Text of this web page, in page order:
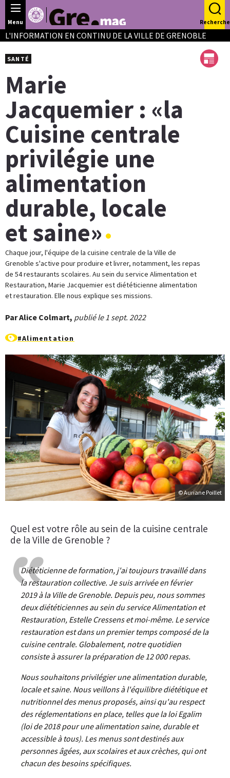
Panneau de gestion des cookies
Menu Recherche
L'INFORMATION EN CONTINU DE LA VILLE DE GRENOBLE
© Auriane Poillet
Marie
Jacquemier : «la
Cuisine centrale
privilégie une
alimentation
durable, locale
et saine»
Chaque jour, l'équipe de la cuisine centrale de la Ville de
Grenoble s'active pour produire et livrer, notamment, les repas
de 54 restaurants scolaires. Au sein du service Alimentation et
Restauration, Marie Jacquemier est diététicienne alimentation
et restauration. Elle nous explique ses missions.
SANTÉ
Par Alice Colmart, publié le 1 sept. 2022
#Alimentation
Quel est votre rôle au sein de la cuisine centrale
de la Ville de Grenoble ?
Diététicienne de formation, j'ai toujours travaillé dans
la restauration collective. Je suis arrivée en février
2019 à la Ville de Grenoble. Depuis peu, nous sommes
deux diététiciennes au sein du service Alimentation et
Restauration, Estelle Cressens et moi-même. Le service
restauration est dans un premier temps composé de la
cuisine centrale. Globalement, notre quotidien
consiste à assurer la préparation de 12 000 repas.
Nous souhaitons privilégier une alimentation durable,
locale et saine. Nous veillons à l'équilibre diététique et
nutritionnel des menus proposés, ainsi qu'au respect
des réglementations en place, telles que la loi Egalim
(loi de 2018 pour une alimentation saine, durable et
accessible à tous). Les menus sont destinés aux
personnes âgées, aux scolaires et aux crèches, qui ont
chacun des besoins spécifiques.